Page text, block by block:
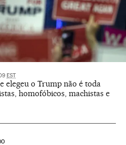
EST
elegeu o Trump não é toda
homofóbicos, machistas e